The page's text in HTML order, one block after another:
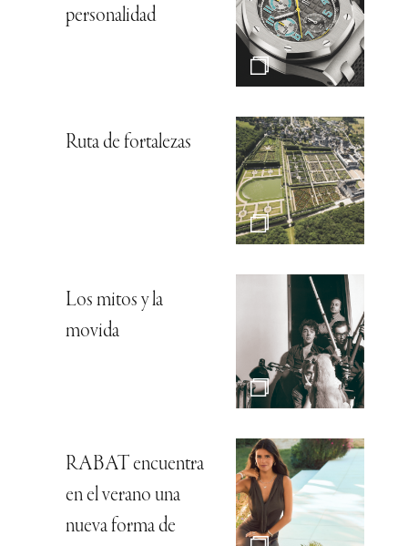
personalidad
Ruta de fortalezas
Los mitos y la
movida
RABAT encuentra
en el verano una
nueva forma de